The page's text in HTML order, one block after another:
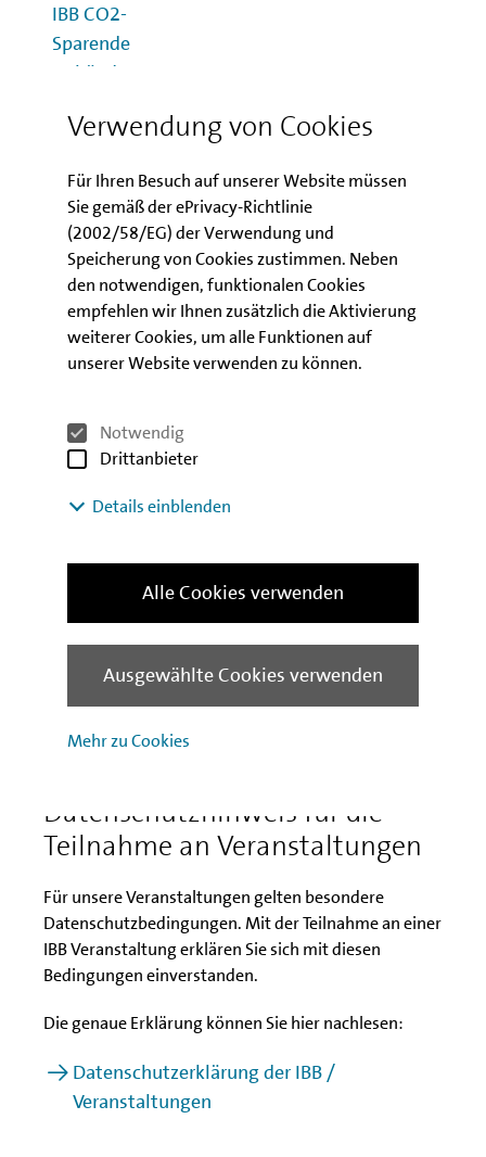
Verwendung von Cookies
Für Ihren Besuch auf unserer Website müssen
Sie gemäß der ePrivacy-Richtlinie
(2002/58/EG) der Verwendung und
Speicherung von Cookies zustimmen. Neben
den notwendigen, funktionalen Cookies
empfehlen wir Ihnen zusätzlich die Aktivierung
weiterer Cookies, um alle Funktionen auf
unserer Website verwenden zu können.
Notwendig
Drittanbieter
Details einblenden
Mehr zu Cookies
Ausgewählte Cookies verwenden
Alle Cookies verwenden
IBB CO2-
Sparende
Gebäude
Förderprogramm für die energetische Sanierung
deGUT -
Messe
zum
Gründen
men
08.10.2026
Auf der 42. deGUT gibt es alles, was Unternehmen
brauchen
2024
Datenschutzhinweis für die
Teilnahme an Veranstaltungen
Für unsere Veranstaltungen gelten besondere
Datenschutzbedingungen. Mit der Teilnahme an einer
IBB Veranstaltung erklären Sie sich mit diesen
Bedingungen einverstanden.
Die genaue Erklärung können Sie hier nachlesen:
Datenschutzerklärung der IBB /
Veranstaltungen